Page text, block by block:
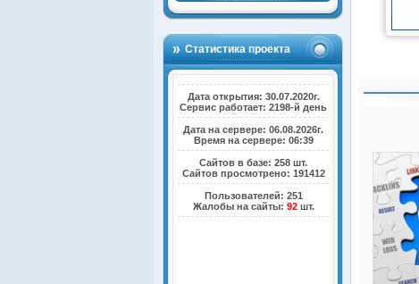
Статистика проекта
Дата открытия: 30.07.2020г.
Сервис работает: 2198-й день
Дата на сервере: 06.08.2026г.
Время на сервере: 06:39
Сайтов в базе: 258 шт.
Сайтов просмотрено: 191412
Пользователей: 251
Жалобы на сайты: 92шт.